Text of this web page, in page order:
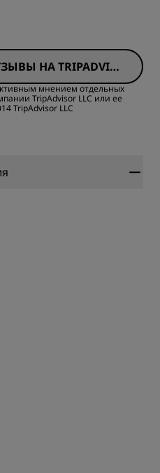
НА TRIPADVISO
R
мнением отдельных
TripAdvisor LLC или ее
TripAdvisor LLC